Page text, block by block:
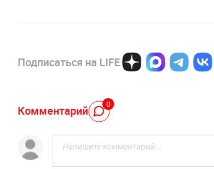
Подписаться на LIFE
Комментарий 0